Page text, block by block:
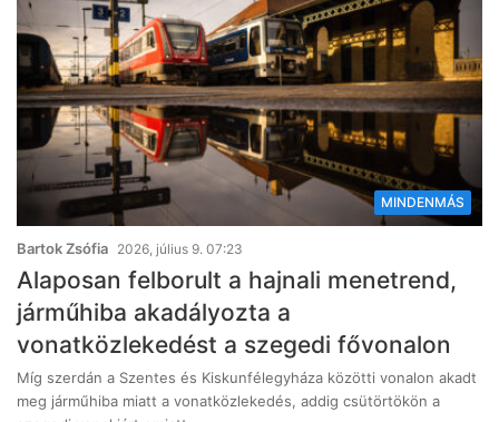
MINDENMÁS
Bartok Zsófia 2026, július 9. 07:23
Alaposan felborult a hajnali menetrend,
járműhiba akadályozta a
vonatközlekedést a szegedi fővonalon
Míg szerdán a Szentes és Kiskunfélegyháza közötti vonalon akadt
meg járműhiba miatt a vonatközlekedés, addig csütörtökön a